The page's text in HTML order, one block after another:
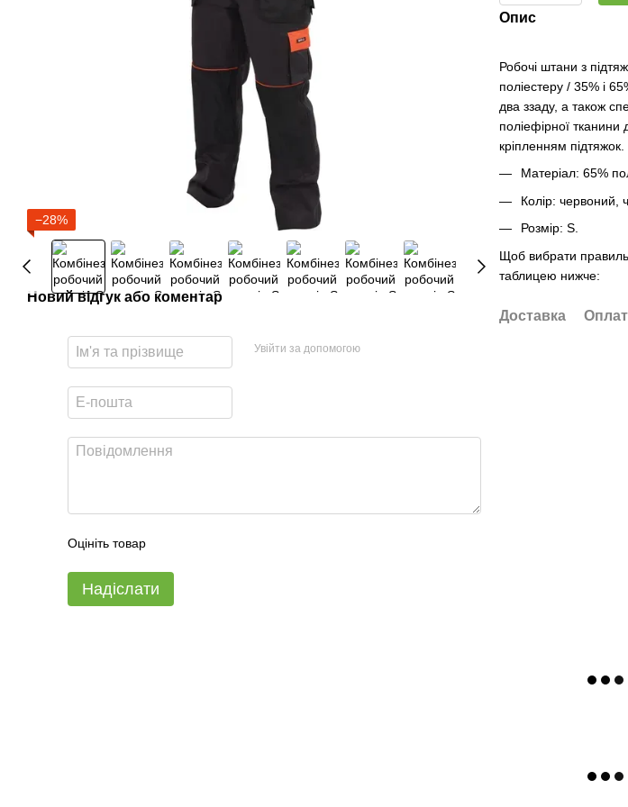
−28%
Новий відгук або коментар
Увійти за допомогою
Оцініть товар
Надіслати
Опис
Робочі штани з
поліестеру / 35% і
два ззаду, а також
поліефірної
кріпленням підтяжок.
Матеріал: 65%
Колір: червоний,
Розмір: S.
Щоб вибрати
таблицею нижче:
Доставка